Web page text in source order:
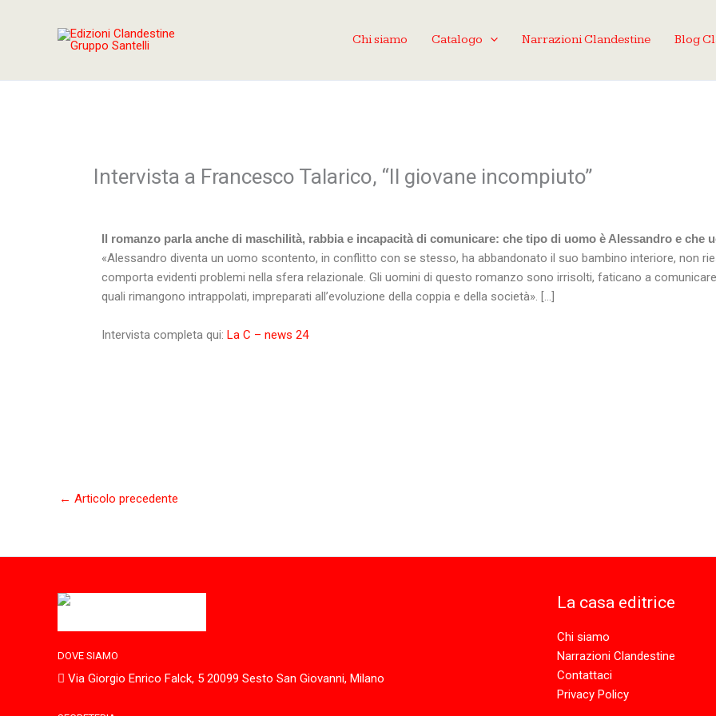
Chi siamo Catalogo Narrazioni Clandestine Blog
Intervista a Francesco Talarico, “Il giovane incompiuto”
Il romanzo parla anche di maschilità, rabbia e incapacità di comunicare: che tipo di uomo è Alessandro e che
«Alessandro diventa un uomo scontento, in conflitto con se stesso, ha abbandonato il suo bambino interiore, non
comporta evidenti problemi nella sfera relazionale. Gli uomini di questo romanzo sono irrisolti, faticano a
quali rimangono intrappolati, impreparati all’evoluzione della coppia e della società». […]
Intervista completa qui: La C – news 24
← Articolo precedente
DOVE SIAMO
Via Giorgio Enrico Falck, 5 20099 Sesto San Giovanni, Milano
La casa editrice
Chi siamo
Narrazioni Clandestine
Contattaci
Privacy Policy